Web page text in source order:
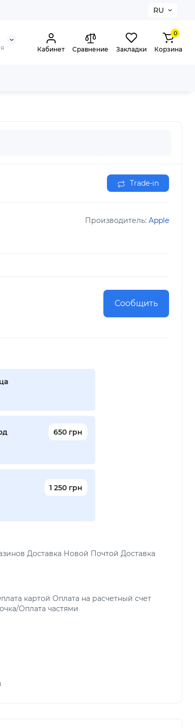
RU
Кабинет Сравнение Закладки
0
Корзина
Trade-in
Производитель: Apple
Сообщить
650 грн
1 250 грн
Доставка Новой Почтой Доставка
картой Оплата на расчетный счет
Оплата частями